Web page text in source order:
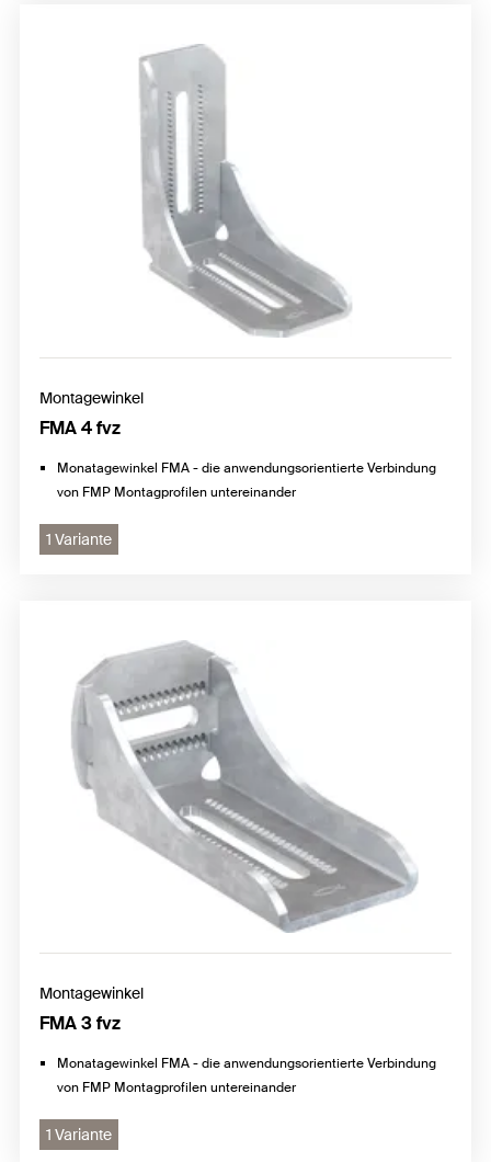
Montagewinkel
FMA 4 fvz
Monatagewinkel FMA - die anwendungsorientierte Verbindung
von FMP Montagprofilen untereinander
1 Variante
Montagewinkel
FMA 3 fvz
Monatagewinkel FMA - die anwendungsorientierte Verbindung
von FMP Montagprofilen untereinander
1 Variante